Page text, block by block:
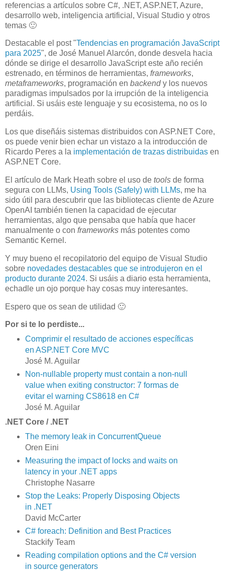
referencias a artículos sobre C#, .NET, ASP.NET, Azure,
desarrollo web, inteligencia artificial, Visual Studio y otros
temas 🙂
Destacable el post "Tendencias en programación JavaScript
para 2025", de José Manuel Alarcón, donde desvela hacia
dónde se dirige el desarrollo JavaScript este año recién
estrenado, en términos de herramientas, frameworks,
metaframeworks, programación en backendy los nuevos
paradigmas impulsados por la irrupción de la inteligencia
artificial. Si usáis este lenguaje y su ecosistema, no os lo
perdáis.
Los que diseñáis sistemas distribuidos con ASP.NET Core,
os puede venir bien echar un vistazo a la introducción de
Ricardo Peres a la implementación de trazas distribuidas en
ASP.NET Core.
El artículo de Mark Heath sobre el uso de tools de forma
segura con LLMs, Using Tools (Safely) with LLMs, me ha
sido útil para descubrir que las bibliotecas cliente de Azure
OpenAI también tienen la capacidad de ejecutar
herramientas, algo que pensaba que había que hacer
manualmente o con frameworks más potentes como
Semantic Kernel.
Y muy bueno el recopilatorio del equipo de Visual Studio
sobre novedades destacables que se introdujeron en el
producto durante 2024. Si usáis a diario esta herramienta,
echadle un ojo porque hay cosas muy interesantes.
Espero que os sean de utilidad 🙂
Por si te lo perdiste...
Comprimir el resultado de acciones específicas
en ASP.NET Core MVC
José M. Aguilar
Non-nullable property must contain a non-null
value when exiting constructor: 7 formas de
evitar el warning CS8618 en C#
José M. Aguilar
.NET Core / .NET
The memory leak in ConcurrentQueue
Oren Eini
Measuring the impact of locks and waits on
latency in your .NET apps
Christophe Nasarre
Stop the Leaks: Properly Disposing Objects
in .NET
David McCarter
C# foreach: Definition and Best Practices
Stackify Team
Reading compilation options and the C# version
in source generators